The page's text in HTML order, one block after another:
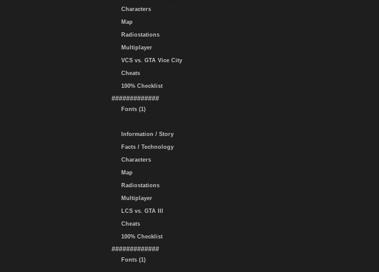
Characters
Map
Radiostations
Multiplayer
VCS vs. GTA Vice City
Cheats
100% Checklist
#############
Fonts (1)
Information / Story
Facts / Technology
Characters
Map
Radiostations
Multiplayer
LCS vs. GTA III
Cheats
100% Checklist
#############
Fonts (1)